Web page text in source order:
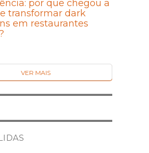
por que chegou a
transformar dark
em restaurantes
VER MAIS